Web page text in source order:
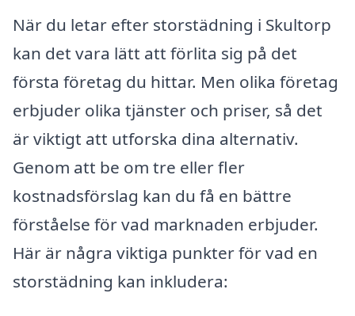
När du letar efter storstädning i Skultorp
kan det vara lätt att förlita sig på det
första företag du hittar. Men olika företag
erbjuder olika tjänster och priser, så det
är viktigt att utforska dina alternativ.
Genom att be om tre eller fler
kostnadsförslag kan du få en bättre
förståelse för vad marknaden erbjuder.
Här är några viktiga punkter för vad en
storstädning kan inkludera: